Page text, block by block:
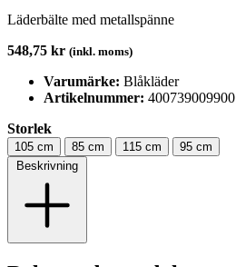
Läderbälte med metallspänne
548,75 kr (inkl. moms)
Varumärke: Blåkläder
Artikelnummer: 400739009900
Storlek
105 cm 85 cm 115 cm
95 cm
Beskrivning